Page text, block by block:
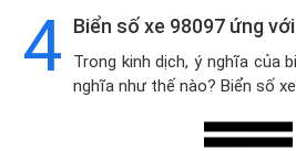
4 Biển số xe 98097 ứng
Trong kinh dịch, ý nghĩa của
nghĩa như thế nào? Biển số